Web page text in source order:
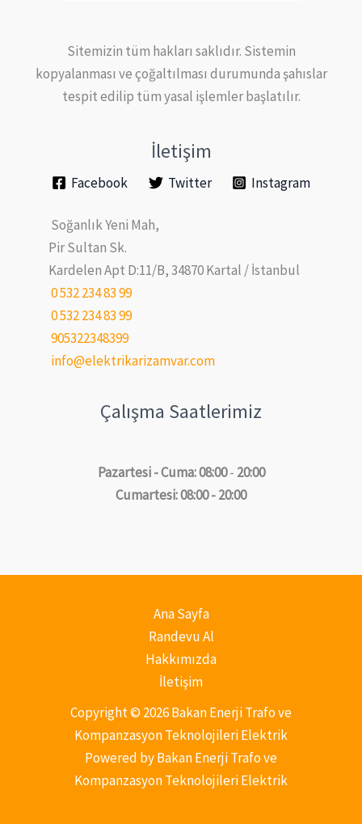
Sitemizin tüm hakları saklıdır. Sistemin
kopyalanması ve çoğaltılması durumunda şahıslar
tespit edilip tüm yasal işlemler başlatılır.
İletişim
Facebook Twitter Instagram
Soğanlık Yeni Mah,
Pir Sultan Sk.
Kardelen Apt D:11/B, 34870 Kartal / İstanbul
0 532 234 83 99
0 532 234 83 99
905322348399
info@elektrikarizamvar.com
Çalışma Saatlerimiz
Pazartesi - Cuma: 08:00- 20:00
Cumartesi: 08:00 - 20:00
Ana Sayfa
Randevu Al
Hakkımızda
İletişim
Copyright © 2026 Bakan Enerji Trafo ve
Kompanzasyon Teknolojileri Elektrik
Powered by Bakan Enerji Trafo ve
Kompanzasyon Teknolojileri Elektrik